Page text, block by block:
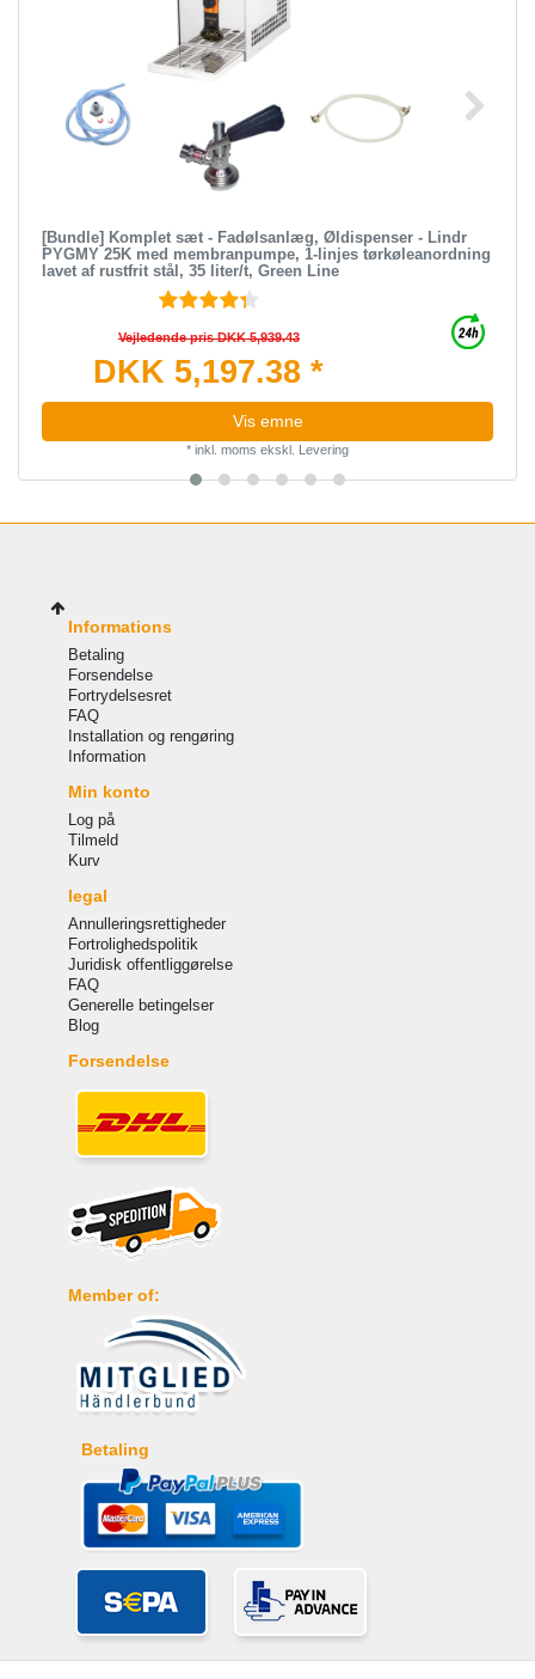
[Bundle] Komplet sæt - Fadølsanlæg, Øldispenser - Lindr
PYGMY 25K med membranpumpe, 1-linjes tørkøleanordning
lavet af rustfrit stål, 35 liter/t, Green Line
Vejledende pris DKK 5,939.43
DKK 5,197.38 *
Vis emne
* inkl. moms ekskl. Levering
Informations
Betaling
Forsendelse
Fortrydelsesret
FAQ
Installation og rengøring
Information
Min konto
Log på
Tilmeld
Kurv
legal
Annulleringsrettigheder
Fortrolighedspolitik
Juridisk offentliggørelse
FAQ
Generelle betingelser
Blog
Forsendelse
Member of:
Betaling